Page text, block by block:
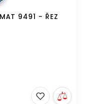
9491 - ŘEZ